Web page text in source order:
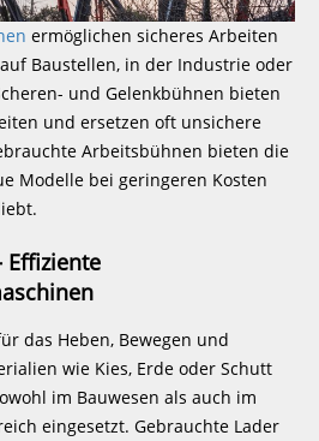
ermöglichen sicheres Arbeiten
Baustellen, in der Industrie oder
und Gelenkbühnen bieten
und ersetzen oft unsichere
Arbeitsbühnen bieten die
Modelle bei geringeren Kosten
Effiziente
das Heben, Bewegen und
wie Kies, Erde oder Schutt
im Bauwesen als auch im
eingesetzt. Gebrauchte Lader